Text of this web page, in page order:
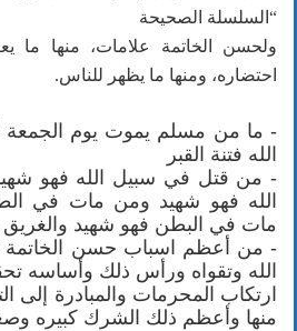
“السلسلة الصحيحة
ولحسن الخاتمة علامات، منها ما
احتضاره، ومنها ما يظهر للناس.
- ما من مسلم يموت يوم الجمعة أو
الله فتنة القبر
- من قتل في سبيل الله فهو
الله فهو شهيد ومن مات في
مات في البطن فهو شهيد
- من أعظم اسباب حسن الخاتمة
الله وتقواه ورأس ذلك وأساسه
ارتكاب المحرمات والمبادرة إلى
منها وأعظم ذلك الشرك كبيره